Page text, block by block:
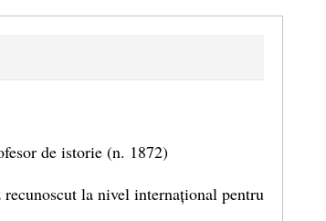
de istorie (n. 1872)
la nivel internațional pentru